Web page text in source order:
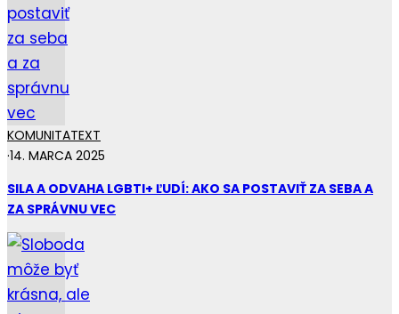
KOMUNITATEXT
·14. MARCA 2025
SILA A ODVAHA LGBTI+ ĽUDÍ: AKO SA POSTAVIŤ ZA SEBA A
ZA SPRÁVNU VEC